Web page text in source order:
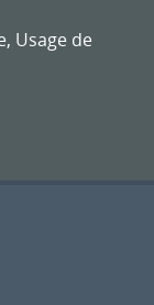
, Usage de